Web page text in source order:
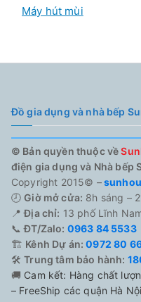
Máy hút mùi
Đồ gia dụng và nhà bếp
© Bản quyền thuộc về
điện gia dụng và Nhà bếp
Copyright 2015© –
🕗Giờ mở cửa: 8h sáng –
📍Địa chỉ: 13 phố Lĩnh
📞ĐT/Zalo: 0963 84 5533
🏗️ Kênh Dự án: 0972 80
🛠️Trung tâm bảo hành:
🚚 Cam kết: Hàng chất
– FreeShip các quận Hà